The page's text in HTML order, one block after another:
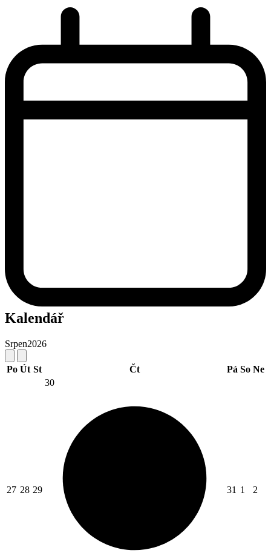
Kalendář
Srpen2026
Po Út St Čt Pá So Ne
27 28 29
30
31 1 2